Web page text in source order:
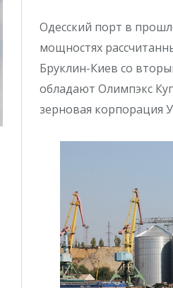
Одесский порт в
мощностях
Бруклин-Киев со
обладают Олимпэкс
зерновая корпорация